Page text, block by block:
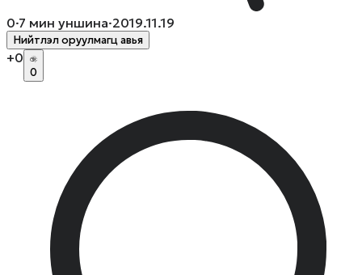
0·7 мин уншина·2019.11.19
Нийтлэл оруулмагц авья
+0
0